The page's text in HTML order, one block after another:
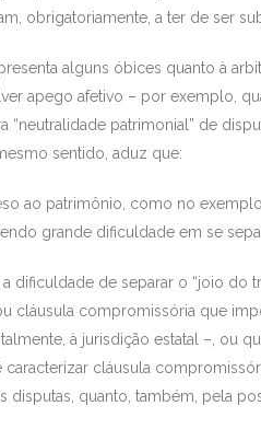
obrigatoriamente, a ter de ser
alguns óbices quanto à
apego afetivo – por exemplo,
“neutralidade patrimonial” de
sentido, aduz que:
ao patrimônio, como no
grande dificuldade em se
dificuldade de separar o “joio do
cláusula compromissória que
à jurisdição estatal –, ou
caracterizar cláusula
disputas, quanto, também, pela